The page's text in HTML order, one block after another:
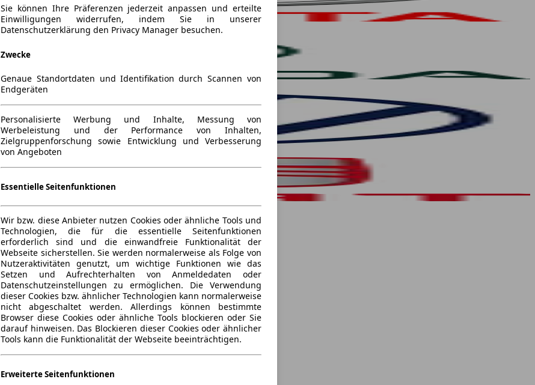
Sie können Ihre Präferenzen jederzeit anpassen und erteilte
Einwilligungen widerrufen, indem Sie in unserer
Datenschutzerklärung den Privacy Manager besuchen.
Zwecke
Genaue Standortdaten und Identifikation durch Scannen von
Endgeräten
Personalisierte Werbung und Inhalte, Messung von
Werbeleistung und der Performance von Inhalten,
Zielgruppenforschung sowie Entwicklung und Verbesserung
von Angeboten
Essentielle Seitenfunktionen
Wir bzw. diese Anbieter nutzen Cookies oder ähnliche Tools und
Technologien, die für die essentielle Seitenfunktionen
erforderlich sind und die einwandfreie Funktionalität der
Webseite sicherstellen. Sie werden normalerweise als Folge von
Nutzeraktivitäten genutzt, um wichtige Funktionen wie das
Setzen und Aufrechterhalten von Anmeldedaten oder
Datenschutzeinstellungen zu ermöglichen. Die Verwendung
dieser Cookies bzw. ähnlicher Technologien kann normalerweise
nicht abgeschaltet werden. Allerdings können bestimmte
Browser diese Cookies oder ähnliche Tools blockieren oder Sie
darauf hinweisen. Das Blockieren dieser Cookies oder ähnlicher
Tools kann die Funktionalität der Webseite beeinträchtigen.
Erweiterte Seitenfunktionen